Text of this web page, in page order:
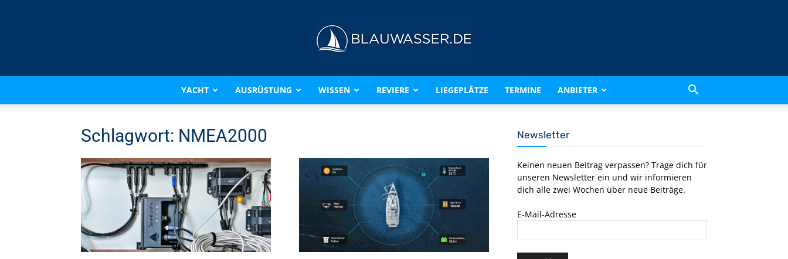
BLAUWASSER.DE
YACHT AUSRÜSTUNG WISSEN REVIERE LIEGEPLÄTZE TERMINE ANBIETER
Schlagwort: NMEA2000 Newsletter
Keinen neuen Beitrag verpassen? Trage dich für
unseren Newsletter ein und wir informieren
dich alle zwei Wochen über neue Beiträge.
E-Mail-Adresse